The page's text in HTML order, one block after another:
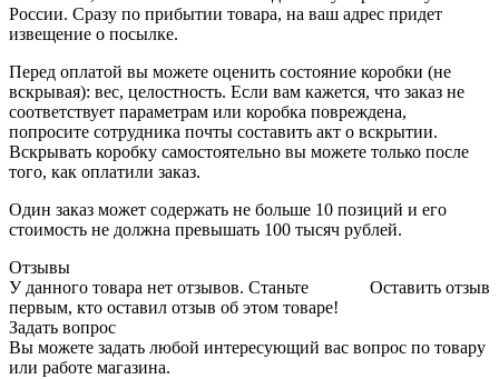
России. Сразу по прибытии товара, на ваш адрес придет
извещение о посылке.
Перед оплатой вы можете оценить состояние коробки (не
вскрывая): вес, целостность. Если вам кажется, что заказ не
соответствует параметрам или коробка повреждена,
попросите сотрудника почты составить акт о вскрытии.
Вскрывать коробку самостоятельно вы можете только после
того, как оплатили заказ.
Один заказ может содержать не больше 10 позиций и его
стоимость не должна превышать 100 тысяч рублей.
Отзывы
Оставить отзыв
У данного товара нет отзывов. Станьте
первым, кто оставил отзыв об этом товаре!
Задать вопрос
Вы можете задать любой интересующий вас вопрос по товару
или работе магазина.